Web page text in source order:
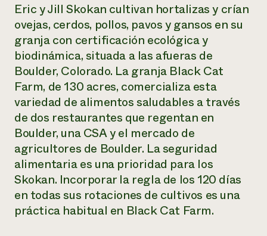
Eric y Jill Skokan cultivan hortalizas y crían
ovejas, cerdos, pollos, pavos y gansos en su
granja con certificación ecológica y
biodinámica, situada a las afueras de
Boulder, Colorado. La granja Black Cat
Farm, de 130 acres, comercializa esta
variedad de alimentos saludables a través
de dos restaurantes que regentan en
Boulder, una CSA y el mercado de
agricultores de Boulder. La seguridad
alimentaria es una prioridad para los
Skokan. Incorporar la regla de los 120 días
en todas sus rotaciones de cultivos es una
práctica habitual en Black Cat Farm.